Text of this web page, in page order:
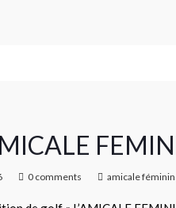
0 comments amicale